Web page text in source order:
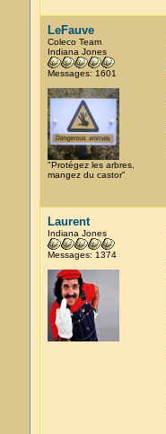
LeFauve
Coleco Team
Indiana Jones
Messages: 1601
"Protégez les arbres,
mangez du castor"
Laurent
Indiana Jones
Messages: 1374